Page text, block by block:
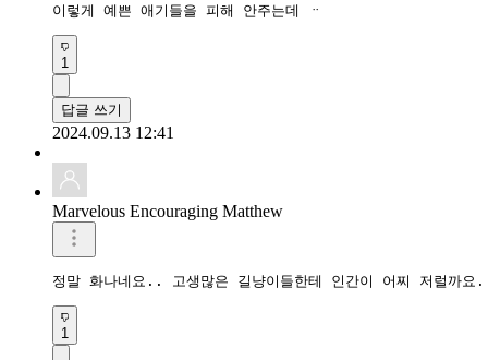
이렇게 예쁜 애기들을 피해 안주는데 ᆢ
1
답글 쓰기
2024.09.13 12:41
Marvelous Encouraging Matthew
정말 화나네요.. 고생많은 길냥이들한테 인간이 어찌 저럴까
1